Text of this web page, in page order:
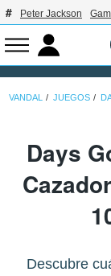
Peter Jackson
VANDAL JUEGOS
Days
Descubre